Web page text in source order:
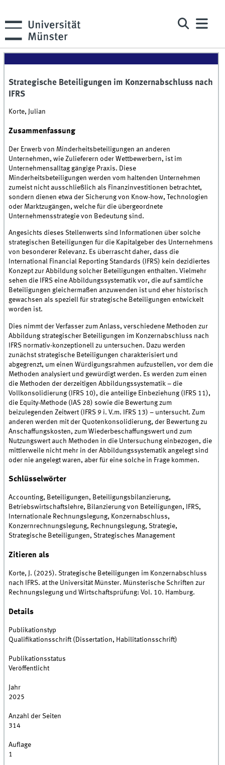
Strategische Beteiligungen im Konzernabschluss nach
IFRS
Korte, Julian
Zusammenfassung
Der Erwerb von Minderheitsbeteiligungen an anderen
Unternehmen, wie Zulieferern oder Wettbewerbern, ist im
Unternehmensalltag gängige Praxis. Diese
Minderheitsbeteiligungen werden vom haltenden Unternehmen
zumeist nicht ausschließlich als Finanzinvestitionen betrachtet,
sondern dienen etwa der Sicherung von Know-how, Technologien
oder Marktzugängen, welche für die übergeordnete
Unternehmensstrategie von Bedeutung sind.
Angesichts dieses Stellenwerts sind Informationen über solche
strategischen Beteiligungen für die Kapitalgeber des Unternehmens
von besonderer Relevanz. Es überrascht daher, dass die
International Financial Reporting Standards (IFRS) kein dezidiertes
Konzept zur Abbildung solcher Beteiligungen enthalten. Vielmehr
sehen die IFRS eine Abbildungssystematik vor, die auf sämtliche
Beteiligungen gleichermaßen anzuwenden ist und eher historisch
gewachsen als speziell für strategische Beteiligungen entwickelt
worden ist.
Dies nimmt der Verfasser zum Anlass, verschiedene Methoden zur
Abbildung strategischer Beteiligungen im Konzernabschluss nach
IFRS normativ-konzeptionell zu untersuchen. Dazu werden
zunächst strategische Beteiligungen charakterisiert und
abgegrenzt, um einen Würdigungsrahmen aufzustellen, vor dem die
Methoden analysiert und gewürdigt werden. Es werden zum einen
die Methoden der derzeitigen Abbildungssystematik – die
Vollkonsolidierung (IFRS 10), die anteilige Einbeziehung (IFRS 11),
die Equity-Methode (IAS 28) sowie die Bewertung zum
beizulegenden Zeitwert (IFRS 9 i. V.m. IFRS 13) – untersucht. Zum
anderen werden mit der Quotenkonsolidierung, der Bewertung zu
Anschaffungskosten, zum Wiederbeschaffungswert und zum
Nutzungswert auch Methoden in die Untersuchung einbezogen, die
mittlerweile nicht mehr in der Abbildungssystematik angelegt sind
oder nie angelegt waren, aber für eine solche in Frage kommen.
Schlüsselwörter
Accounting, Beteiligungen, Beteiligungsbilanzierung,
Betriebswirtschaftslehre, Bilanzierung von Beteiligungen, IFRS,
Internationale Rechnungslegung, Konzernabschluss,
Konzernrechnungslegung, Rechnungslegung, Strategie,
Strategische Beteiligungen, Strategisches Management
Zitieren als
Korte, J. (2025). Strategische Beteiligungen im Konzernabschluss
nach IFRS. at the Universität Münster. Münsterische Schriften zur
Rechnungslegung und Wirtschaftsprüfung: Vol. 10. Hamburg.
Details
Publikationstyp
Qualifikationsschrift (Dissertation, Habilitationsschrift)
Publikationsstatus
Veröffentlicht
Jahr
2025
Anzahl der Seiten
314
Auflage
1